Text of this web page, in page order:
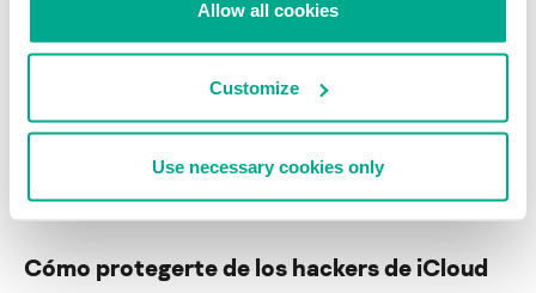
Allow all cookies
Customize
Use necessary cookies only
https://twitter.com/dimitribest/status/506820178320322560
filtren, ¡lo más seguro es que no te tomes ninguna!
HACKERS APPLE
Cómo protegerte de los hackers de iCloud